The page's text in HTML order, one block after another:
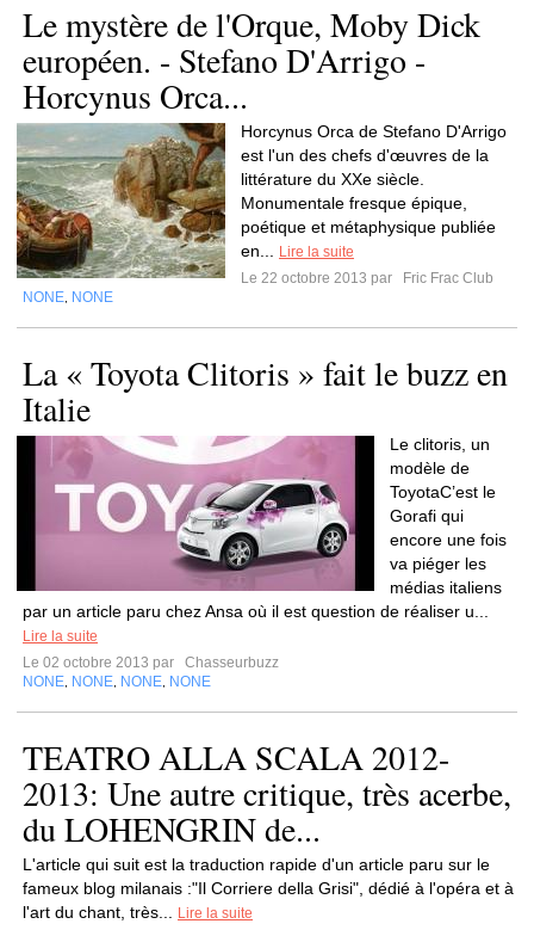
Le mystère de l'Orque, Moby Dick
européen. - Stefano D'Arrigo -
Horcynus Orca...
Horcynus Orca de Stefano D'Arrigo
est l'un des chefs d'œuvres de la
littérature du XXe siècle.
Monumentale fresque épique,
poétique et métaphysique publiée
en...
Lire la suite
Le 22 octobre 2013 par
Fric Frac Club
NONE NONE
La « Toyota Clitoris » fait le buzz en
Italie
Le clitoris, un
modèle de
ToyotaC’est le
Gorafi qui
encore une fois
va piéger les
médias italiens
par un article paru chez Ansa où il est question de réaliser u...
Lire la suite
Le 02 octobre 2013 par
Chasseurbuzz
NONE NONE NONE NONE
TEATRO ALLA SCALA 2012-
2013: Une autre critique, très acerbe,
du LOHENGRIN de...
L'article qui suit est la traduction rapide d'un article paru sur le
fameux blog milanais :"Il Corriere della Grisi", dédié à l'opéra et à
l'art du chant, très...
Lire la suite